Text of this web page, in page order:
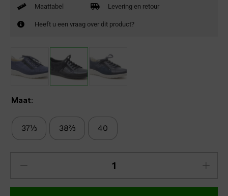
Maattabel Levering en retour
Heeft u een vraag over dit product?
Maat:
37⅓ 38⅔ 40